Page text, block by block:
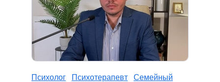
Психолог Психотерапевт
Семейный